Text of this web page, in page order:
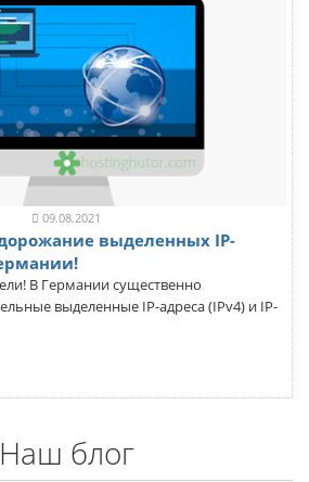
09.08.2021
выделенных IP-
В Германии существенно
выделенные IP-адреса (IPv4) и IP-
Наш блог